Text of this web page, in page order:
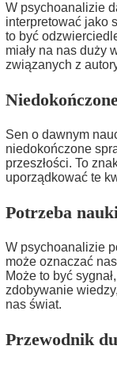
W psychoanalizie
interpretować jako
to być
miały na nas duży
związanych z
Sen o dawnym
niedokończone
przeszłości. To
uporządkować te
Potrzeba
W psychoanalizie
może oznaczać
Może to być
zdobywanie
nas świat.
Przewodnik